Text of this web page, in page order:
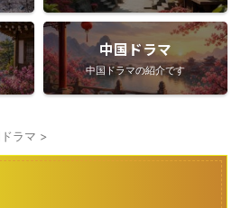
中国ドラマ
中国ドラマの紹介です
ラマ >